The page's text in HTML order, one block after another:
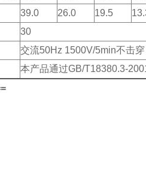
39.0 26.0 19.5
30
交流50Hz 1500V/5min不击穿
本产品通过GB/T18380.3-